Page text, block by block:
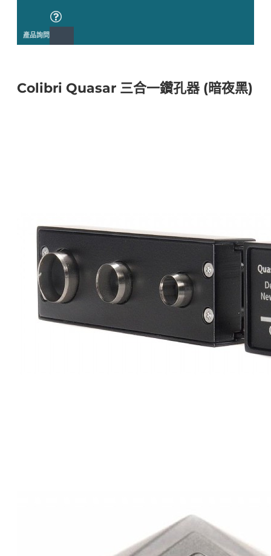
產品詢問
Colibri Quasar 三合一鑽孔器 (暗夜黑)